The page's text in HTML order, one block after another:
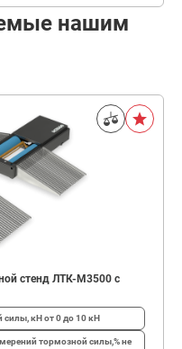
нашим
стенд ЛТК-М3500 с
силы, кНот 0 до 10 кН
тормозной силы,%не